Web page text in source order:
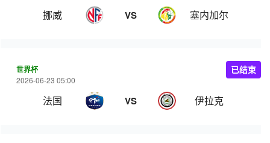
挪威 VS 塞内加尔
世界杯
2026-06-23 05:00
法国 VS 伊拉克
已结束